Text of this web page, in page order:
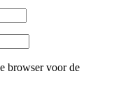
browser voor de